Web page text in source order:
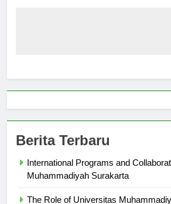
Berita Terbaru
International Programs and